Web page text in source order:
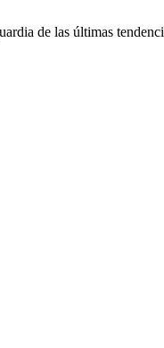
de las últimas